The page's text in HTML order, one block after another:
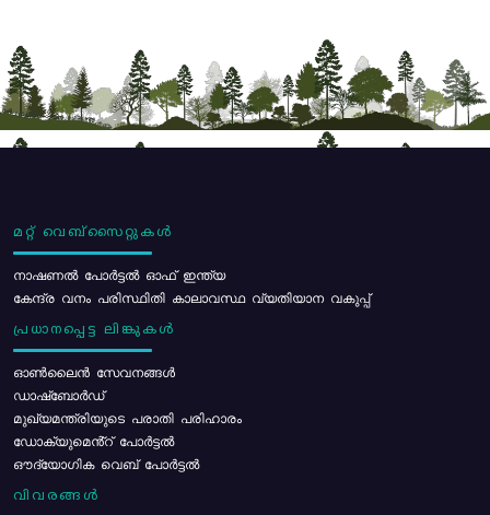
മറ്റ് വെബ്സൈറ്റുകൾ
നാഷണൽ പോർട്ടൽ ഓഫ് ഇന്ത്യ
കേന്ദ്ര വനം പരിസ്ഥിതി കാലാവസ്ഥ വ്യതിയാന വകുപ്പ്
പ്രധാനപ്പെട്ട ലിങ്കുകൾ
ഓൺലൈൻ സേവനങ്ങൾ
ഡാഷ്ബോർഡ്
മുഖ്യമന്ത്രിയുടെ പരാതി പരിഹാരം
ഡോക്യുമെൻ്റ് പോർട്ടൽ
ഔദ്യോഗിക വെബ് പോർട്ടൽ
വിവരങ്ങൾ